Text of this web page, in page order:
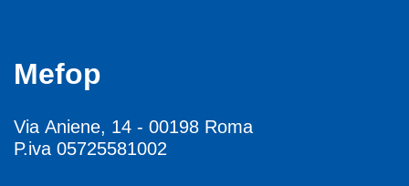
Mefop
Via Aniene, 14 - 00198 Roma
P.iva 05725581002